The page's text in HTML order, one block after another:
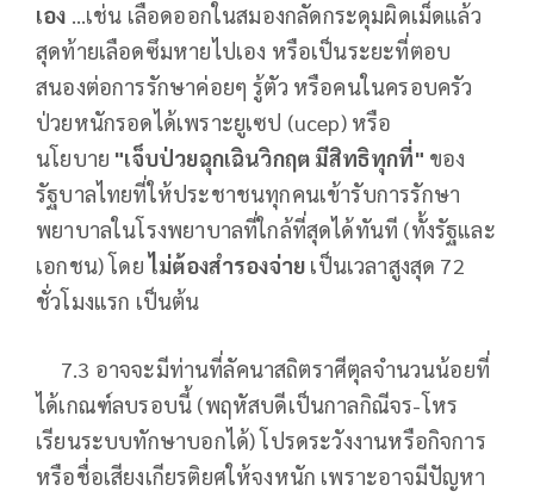
เอง …เช่น เลือดออกในสมองกลัดกระดุมผิดเม็ดแล้ว
สุดท้ายเลือดซึมหายไปเอง หรือเป็นระยะที่ตอบ
สนองต่อการรักษาค่อยๆ รู้ตัว หรือคนในครอบครัว
ป่วยหนักรอดได้เพราะยูเซป (ucep) หรือ
นโยบาย "เจ็บป่วยฉุกเฉินวิกฤต มีสิทธิทุกที่" ของ
รัฐบาลไทยที่ให้ประชาชนทุกคนเข้ารับการรักษา
พยาบาลในโรงพยาบาลที่ใกล้ที่สุดได้ทันที (ทั้งรัฐและ
เอกชน) โดยไม่ต้องสำรองจ่าย เป็นเวลาสูงสุด 72
ชั่วโมงแรก เป็นต้น
7.3 อาจจะมีท่านที่ลัคนาสถิตราศีตุลจำนวนน้อยที่
ได้เกณฑ์ลบรอบนี้ (พฤหัสบดีเป็นกาลกิณีจร-โหร
เรียนระบบทักษาบอกได้) โปรดระวังงานหรือกิจการ
หรือชื่อเสียงเกียรติยศให้จงหนัก เพราะอาจมีปัญหา